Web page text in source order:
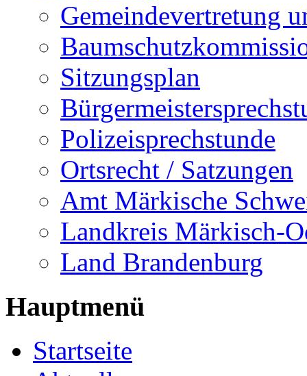
Gemeindevertretung
Sitzungsplan
Polizeisprechstunde
Ortsrecht / Satzungen
Amt Märkische
Landkreis Märkisch-
Land Brandenburg
Hauptmenü
Startseite